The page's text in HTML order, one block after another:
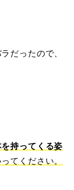
だったので、
持ってくる姿
てください。